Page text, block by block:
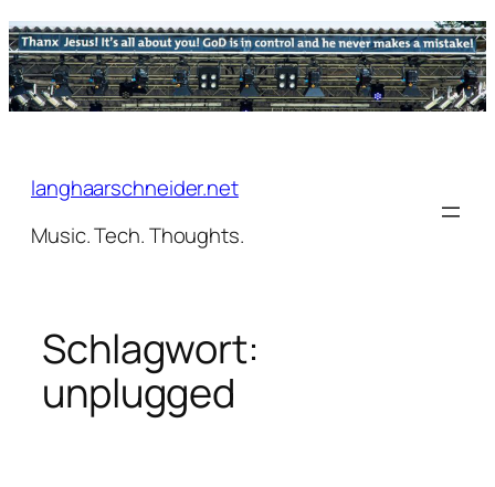
Zum
Inhalt
springen
langhaarschneider.net
Music. Tech. Thoughts.
Schlagwort:
unplugged